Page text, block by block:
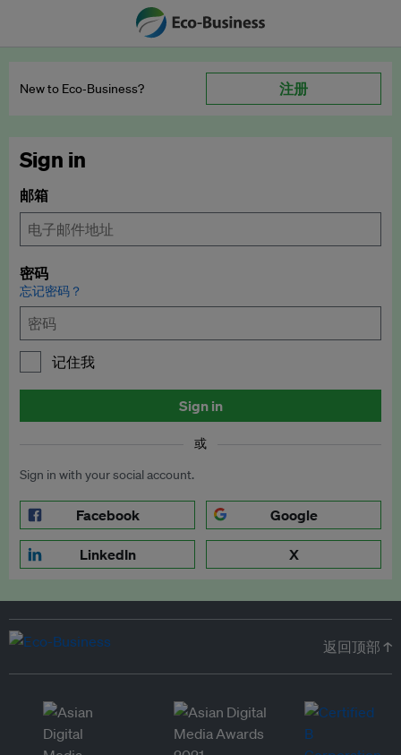
New to Eco‑Business? 注册
Sign in
邮箱
密码
忘记密码？
记住我
Sign in
或
Sign in with your social account.
Facebook Google
LinkedIn X
返回顶部 ↑